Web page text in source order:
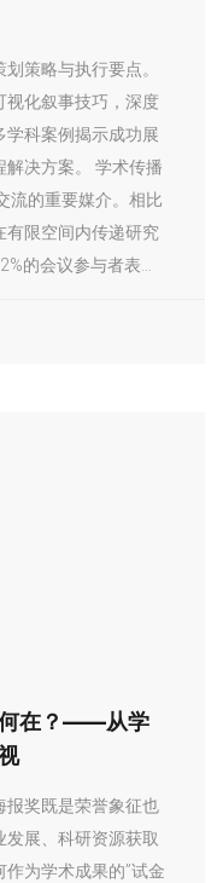
策略与执行要点。
视化叙事技巧，深度
学科案例揭示成功展
决方案。 学术传播
流的重要媒介。相比
有限空间内传递研究
的会议参与者表…
何在？——从学
报奖既是荣誉象征也
展、科研资源获取
为学术成果的”试金